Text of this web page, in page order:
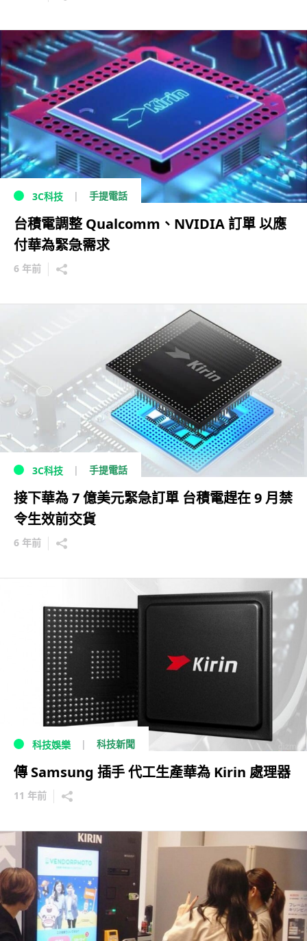
3C科技 手提電話
台積電調整 Qualcomm、NVIDIA 訂單 以應
付華為緊急需求
6 年前
3C科技 手提電話
接下華為 7 億美元緊急訂單 台積電趕在 9 月禁
令生效前交貨
6 年前
科技娛樂 科技新聞
傳 Samsung 插手 代工生產華為 Kirin 處理器
11 年前